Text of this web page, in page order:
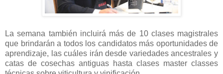
La semana también incluirá más de 10 clases magistrales
que brindarán a todos los candidatos más oportunidades de
aprendizaje, las cuáles irán desde variedades ancestrales y
catas de cosechas antiguas hasta clases master classes